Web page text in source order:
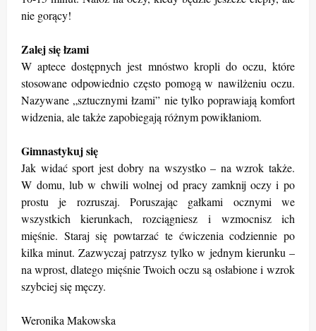
nie gorący!
Zalej się łzami
W aptece dostępnych jest mnóstwo kropli do oczu, które
stosowane odpowiednio często pomogą w nawilżeniu oczu.
Nazywane „sztucznymi łzami” nie tylko poprawiają komfort
widzenia, ale także zapobiegają różnym powikłaniom.
Gimnastykuj się
Jak widać sport jest dobry na wszystko – na wzrok także.
W domu, lub w chwili wolnej od pracy zamknij oczy i po
prostu je rozruszaj. Poruszając gałkami ocznymi we
wszystkich kierunkach, rozciągniesz i wzmocnisz ich
mięśnie. Staraj się powtarzać te ćwiczenia codziennie po
kilka minut. Zazwyczaj patrzysz tylko w jednym kierunku –
na wprost, dlatego mięśnie Twoich oczu są osłabione i wzrok
szybciej się męczy.
Weronika Makowska